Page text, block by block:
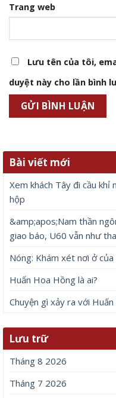
Trang web
Lưu tên của tôi,
duyệt này cho lần bình
Bài viết mới
Xem khách Tây đi cầu khỉ
hộp
&amp;apos;Nam thần
giao báo, U60 vẫn như
Nóng: Khám xét nơi ở
Huấn Hoa Hồng là ai?
Chuyện gì xảy ra với
Lưu trữ
Tháng 8 2026
Tháng 7 2026